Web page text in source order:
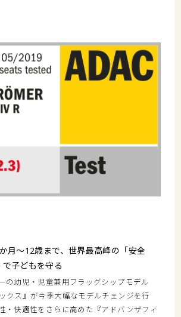
月～12歳まで、世界最高峰の「安全
子どもを守る
の幼児・児童兼用フラッグシップモデル
クス』が今季大幅なモデルチェンジを行
・快適性をさらに高めた『アドバンザフィ